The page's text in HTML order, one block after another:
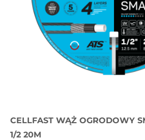
CELLFAST WĄŻ OGRODOWY
1/2 20M